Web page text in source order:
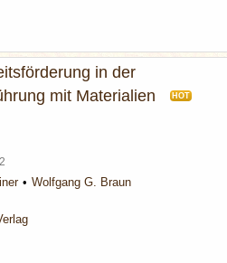
in der
mit Materialien
HOT
Wolfgang G. Braun